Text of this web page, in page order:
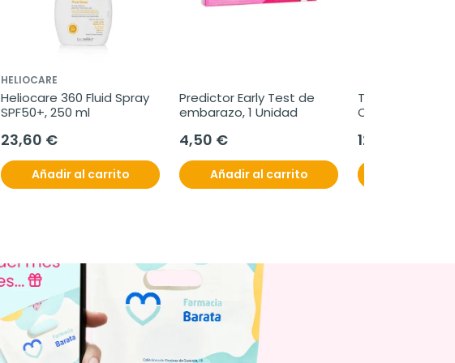
HELIOCARE
Heliocare 360 Fluid Spray
SPF50+, 250 ml
23,60 €
Añadir al carrito
Predictor Early Test de
embarazo, 1 Unidad
4,50 €
Añadir al carrito
TriptoMax
Comprimidos
12,50 €